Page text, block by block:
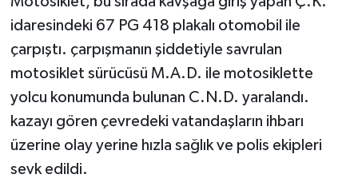
idaresindeki 67 PG 418 plakalı otomobil ile
çarpıştı. çarpışmanın şiddetiyle savrulan
motosiklet sürücüsü M.A.D. ile motosiklette
yolcu konumunda bulunan C.N.D. yaralandı.
kazayı gören çevredeki vatandaşların ihbarı
üzerine olay yerine hızla sağlık ve polis ekipleri
sevk edildi.
MAGAZİN
Politika
Resmi İlan
Röportaj
Sağlık